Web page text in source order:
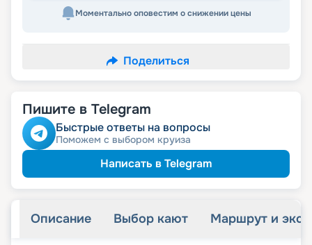
Моментально оповестим о снижении цены
Поделиться
Пишите в Telegram
Быстрые ответы на вопросы
Поможем с выбором круиза
Написать в Telegram
Описание Выбор кают Маршрут и